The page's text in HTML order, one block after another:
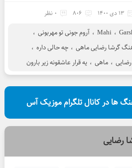
13 دی 1400 806 0 نظر
، Mahi ، آروم جونی تو مهربونی ،
گرشا رضایی ماهی ، چه حالی داره ،
، ماهی ، یه قرار عاشقونه زیر بارون
ها در کانال تلگرام موزیک آس
رضایی